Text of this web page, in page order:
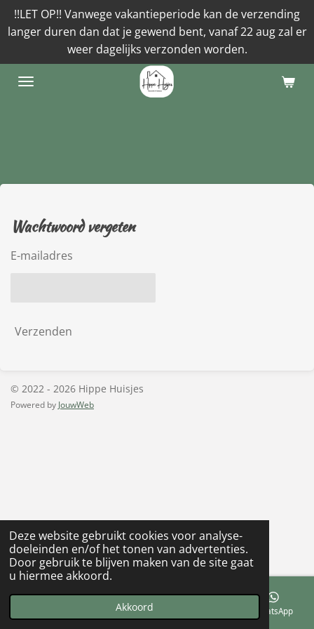
Deze website gebruikt cookies voor analyse-
doeleinden en/of het tonen van advertenties.
Door gebruik te blijven maken van de site gaat
u hiermee akkoord.
Akkoord
Ga
direct
de
hoofdinhoud
!!LET OP!! Vanwege vakantieperiode kan de verzending
langer duren dan dat je gewend bent, vanaf 22 aug zal er
weer dagelijks verzonden worden.
Wachtwoord vergeten
E-mailadres
Verzenden
© 2022 - 2026 Hippe Huisjes
Powered by JouwWeb
Telefoonnummer WhatsApp